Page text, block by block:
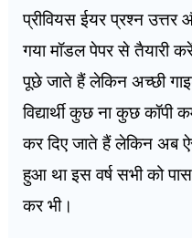
प्रीवियस ईयर प्रश्न उत्तर और
गया मॉडल पेपर से तैयारी
पूछे जाते हैं लेकिन अच्छी
विद्यार्थी कुछ ना कुछ
कर दिए जाते हैं लेकिन अब
हुआ था इस वर्ष सभी को पास
कर भी।